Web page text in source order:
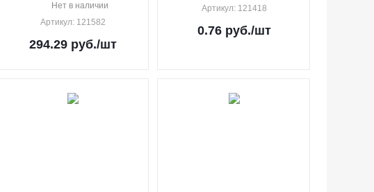
Нет в наличии
Артикул: 121582
294.29руб./шт
Артикул: 121418
0.76руб./шт